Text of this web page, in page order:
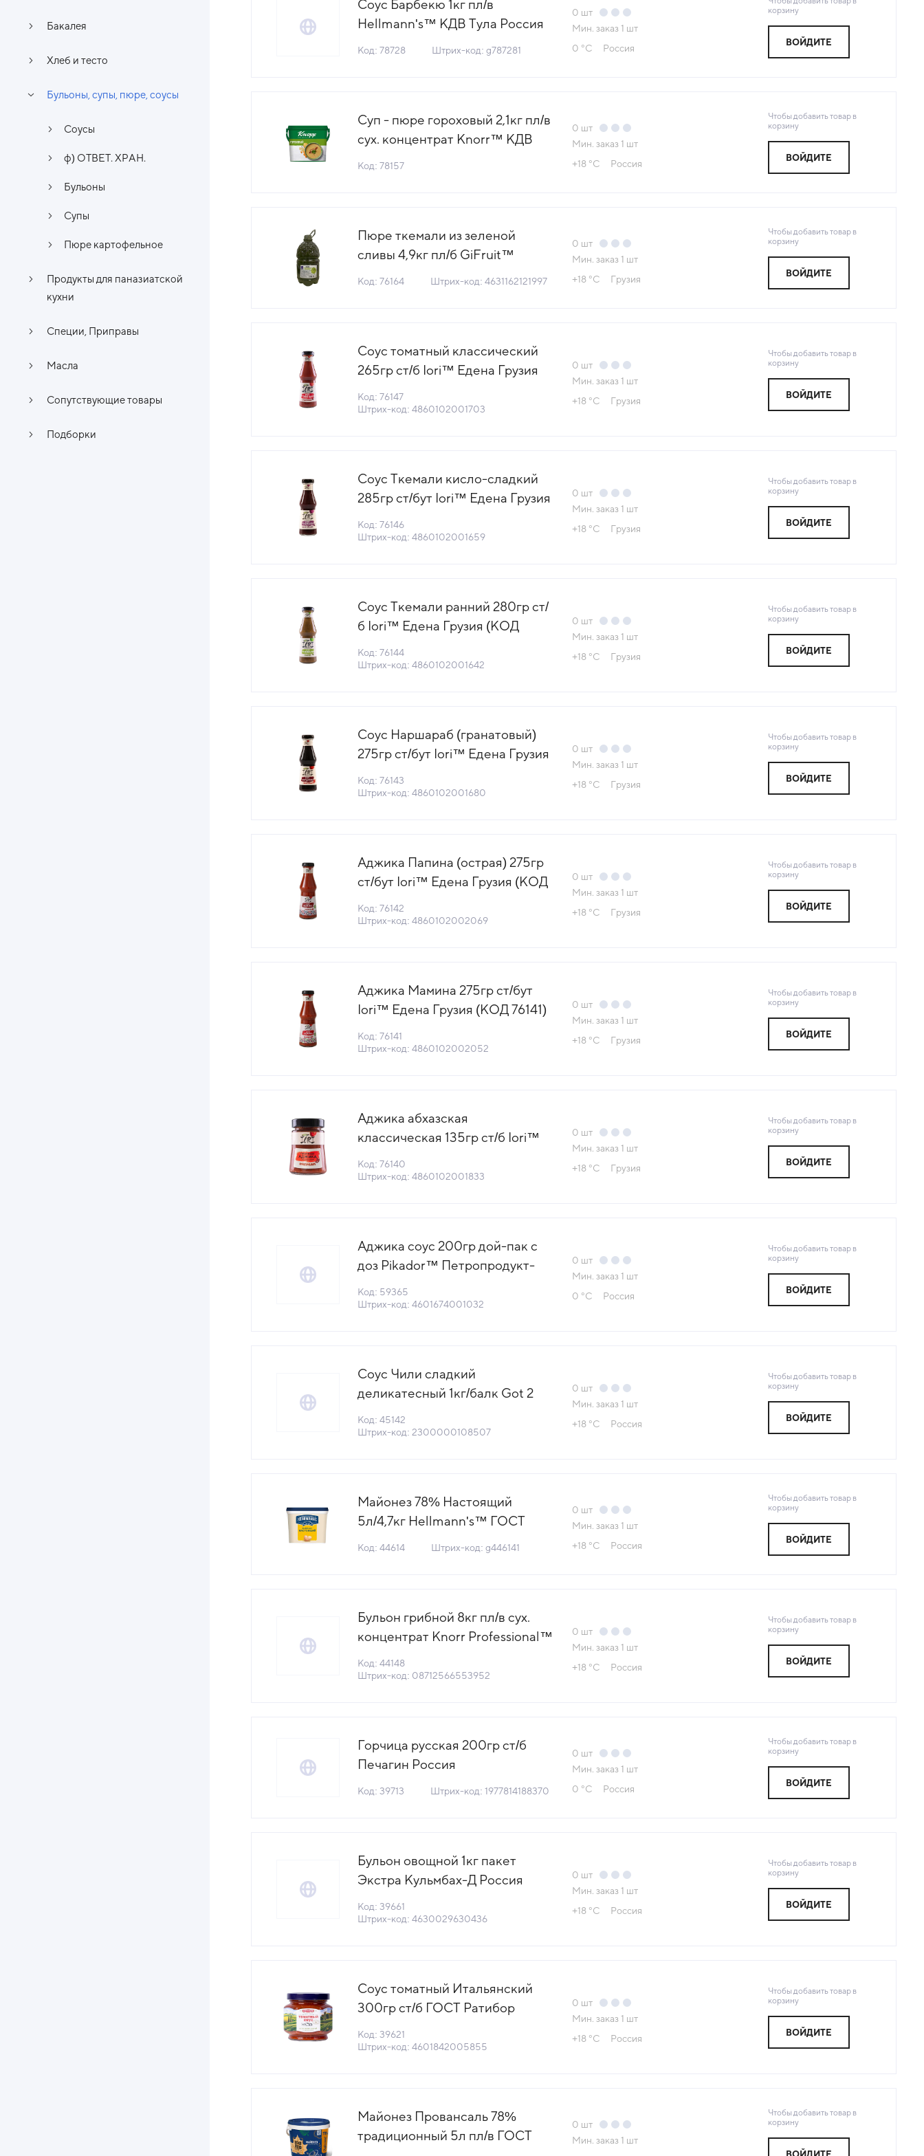
Соус Барбекю 1кг пл/в
Hellmann's™ КДВ Тула Россия
Код: 78728 Штрих-код: g787281
0 шт
Мин. заказ 1 шт
0 °С
Россия
корзину
ВОЙДИТЕ
Суп - пюре гороховый 2,1кг пл/в
сух. концентрат Knorr™ КДВ
Код: 78157
0 шт
Мин. заказ 1 шт
+18 °С
Россия
Чтобы добавить товар в
корзину
ВОЙДИТЕ
Пюре ткемали из зеленой
сливы 4,9кг пл/б GiFruit™
Код: 76164 Штрих-код: 4631162121997
0 шт
Мин. заказ 1 шт
+18 °С
Грузия
Чтобы добавить товар в
корзину
ВОЙДИТЕ
Соус томатный классический
265гр ст/б Iori™ Едена Грузия
Код: 76147
Штрих-код: 4860102001703
0 шт
Мин. заказ 1 шт
+18 °С
Грузия
Чтобы добавить товар в
корзину
ВОЙДИТЕ
Соус Ткемали кисло-сладкий
285гр ст/бут Iori™ Едена Грузия
Код: 76146
Штрих-код: 4860102001659
0 шт
Мин. заказ 1 шт
+18 °С
Грузия
Чтобы добавить товар в
корзину
ВОЙДИТЕ
Соус Ткемали ранний 280гр ст/
б Iori™ Едена Грузия (КОД
Код: 76144
Штрих-код: 4860102001642
0 шт
Мин. заказ 1 шт
+18 °С
Грузия
Чтобы добавить товар в
корзину
ВОЙДИТЕ
Соус Наршараб (гранатовый)
275гр ст/бут Iori™ Едена Грузия
Код: 76143
Штрих-код: 4860102001680
0 шт
Мин. заказ 1 шт
+18 °С
Грузия
Чтобы добавить товар в
корзину
ВОЙДИТЕ
Аджика Папина (острая) 275гр
ст/бут Iori™ Едена Грузия (КОД
Код: 76142
Штрих-код: 4860102002069
0 шт
Мин. заказ 1 шт
+18 °С
Грузия
Чтобы добавить товар в
корзину
ВОЙДИТЕ
Аджика Мамина 275гр ст/бут
Iori™ Едена Грузия (КОД 76141)
Код: 76141
Штрих-код: 4860102002052
0 шт
Мин. заказ 1 шт
+18 °С
Грузия
Чтобы добавить товар в
корзину
ВОЙДИТЕ
Аджика абхазская
классическая 135гр ст/б Iori™
(+18°С)
Код: 76140
Штрих-код: 4860102001833
0 шт
Мин. заказ 1 шт
+18 °С
Грузия
Чтобы добавить товар в
корзину
ВОЙДИТЕ
Аджика соус 200гр дой-пак с
доз Pikador™ Петропродукт-
(КОД 59365) (0°С)
Код: 59365
Штрих-код: 4601674001032
0 шт
Мин. заказ 1 шт
0 °С
Россия
Чтобы добавить товар в
корзину
ВОЙДИТЕ
Соус Чили сладкий
деликатесный 1кг/балк Got 2
(КОД 45142) (+18°С)
Код: 45142
Штрих-код: 2300000108507
0 шт
Мин. заказ 1 шт
+18 °С
Россия
Чтобы добавить товар в
корзину
ВОЙДИТЕ
Майонез 78% Настоящий
5л/4,7кг Hellmann's™ ГОСТ
Код: 44614 Штрих-код: g446141
0 шт
Мин. заказ 1 шт
+18 °С
Россия
Чтобы добавить товар в
корзину
ВОЙДИТЕ
Бульон грибной 8кг пл/в сух.
концентрат Knorr Professional™
(+18°С)
Код: 44148
Штрих-код: 08712566553952
0 шт
Мин. заказ 1 шт
+18 °С
Россия
Чтобы добавить товар в
корзину
ВОЙДИТЕ
Горчица русская 200гр ст/б
Печагин Россия
Код: 39713 Штрих-код: 1977814188370
0 шт
Мин. заказ 1 шт
0 °С
Россия
Чтобы добавить товар в
корзину
ВОЙДИТЕ
Бульон овощной 1кг пакет
Экстра Кульмбах-Д Россия
Код: 39661
Штрих-код: 4630029630436
0 шт
Мин. заказ 1 шт
+18 °С
Россия
Чтобы добавить товар в
корзину
ВОЙДИТЕ
Соус томатный Итальянский
300гр ст/б ГОСТ Ратибор
Код: 39621
Штрих-код: 4601842005855
0 шт
Мин. заказ 1 шт
+18 °С
Россия
Чтобы добавить товар в
корзину
ВОЙДИТЕ
Майонез Провансаль 78%
традиционный 5л пл/в ГОСТ
0 шт
Мин. заказ 1 шт
Чтобы добавить товар в
корзину
ВОЙДИТЕ
Бакалея
Хлеб и тесто
Бульоны, супы, пюре, соусы
Соусы
ф) ОТВЕТ. ХРАН.
Бульоны
Супы
Пюре картофельное
Продукты для паназиатской
кухни
Специи, Приправы
Масла
Сопутствующие товары
Подборки